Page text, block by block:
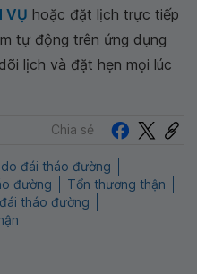
VỤ hoặc đặt lịch trực tiếp
tự động trên ứng dụng
lịch và đặt hẹn mọi lúc
Chia sẻ
đái tháo đường
đường
Tổn thương thận
tháo đường